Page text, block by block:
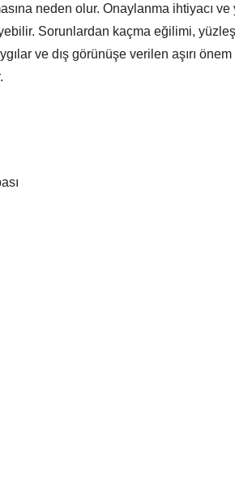
neden olur. Onaylanma ihtiyacı ve
Sorunlardan kaçma eğilimi,
ve dış görünüşe verilen aşırı